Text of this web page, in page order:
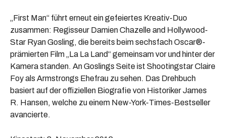
„First Man“ führt erneut ein gefeiertes Kreativ-Duo
zusammen: Regisseur Damien Chazelle and Hollywood-
Star Ryan Gosling, die bereits beim sechsfach Oscar®-
prämierten Film „La La Land“ gemeinsam vor und hinter der
Kamera standen. An Goslings Seite ist Shootingstar Claire
Foy als Armstrongs Ehefrau zu sehen. Das Drehbuch
basiert auf der offiziellen Biografie von Historiker James
R. Hansen, welche zu einem New-York-Times-Bestseller
avancierte.